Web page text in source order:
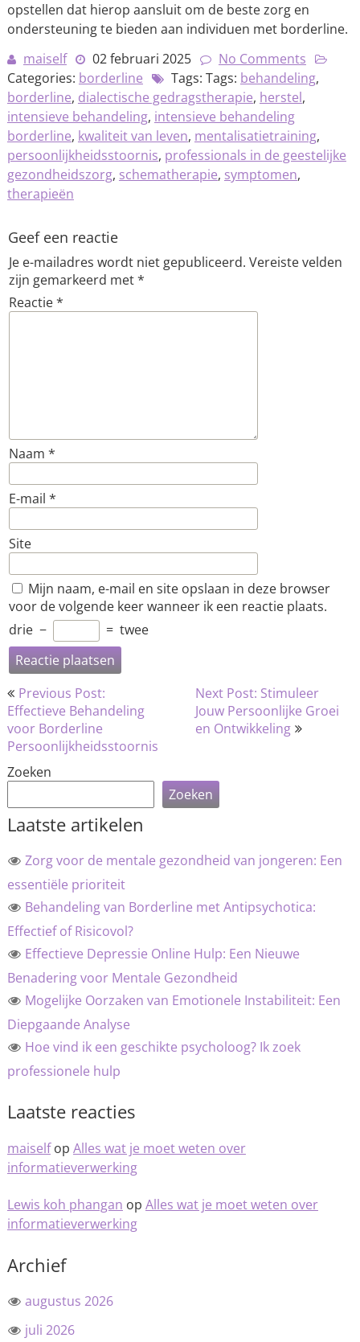
opstellen dat hierop aansluit om de beste zorg en
ondersteuning te bieden aan individuen met borderline.
maiself
02 februari 2025
No Comments
Categories: borderline Tags: Tags: behandeling,
borderline, dialectische gedragstherapie, herstel,
intensieve behandeling, intensieve behandeling
borderline, kwaliteit van leven, mentalisatietraining,
persoonlijkheidsstoornis, professionals in de geestelijke
gezondheidszorg, schematherapie, symptomen,
therapieën
Geef een reactie
Je e-mailadres wordt niet gepubliceerd. Vereiste velden
zijn gemarkeerd met*
Reactie*
Naam *
E-mail *
Site
Mijn naam, e-mail en site opslaan in deze browser
voor de volgende keer wanneer ik een reactie plaats.
drie − = twee
Bericht
navigatie
Previous Post:
Effectieve Behandeling
voor Borderline
Persoonlijkheidsstoornis
Next Post: Stimuleer
Jouw Persoonlijke Groei
en Ontwikkeling
Zoeken
Zoeken
Laatste artikelen
Zorg voor de mentale gezondheid van jongeren: Een
essentiële prioriteit
Behandeling van Borderline met Antipsychotica:
Effectief of Risicovol?
Effectieve Depressie Online Hulp: Een Nieuwe
Benadering voor Mentale Gezondheid
Mogelijke Oorzaken van Emotionele Instabiliteit: Een
Diepgaande Analyse
Hoe vind ik een geschikte psycholoog? Ik zoek
professionele hulp
Laatste reacties
maiselfop Alles wat je moet weten over
informatieverwerking
Lewis koh phangan op Alles wat je moet weten over
informatieverwerking
Archief
augustus 2026
juli 2026